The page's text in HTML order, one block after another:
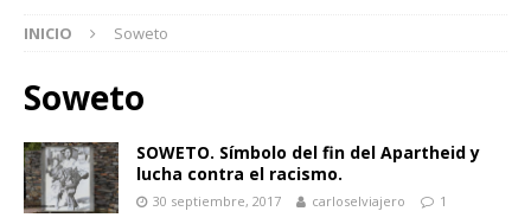
INICIO Soweto
Soweto
SOWETO. Símbolo del fin del Apartheid y
lucha contra el racismo.
30 septiembre, 2017 carloselviajero 1